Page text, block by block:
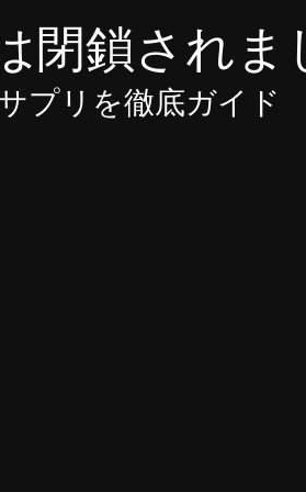
閉鎖されま
プリを徹底ガイド